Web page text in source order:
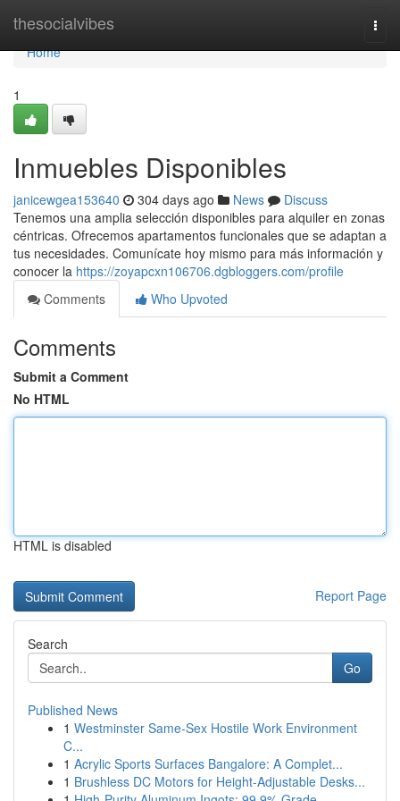
thesocialvibes
Home
Home
1
Inmuebles Disponibles
janicewgea153640 304 days ago News
Discuss
Tenemos una amplia selección disponibles para alquiler en zonas
céntricas. Ofrecemos apartamentos funcionales que se adaptan a
tus necesidades. Comunícate hoy mismo para más información y
conocer la https://zoyapcxn106706.dgbloggers.com/profile
Comments
Who Upvoted
Comments
Submit a Comment
No HTML
HTML is disabled
Report Page
Search
Go
Published News
1 Westminster Same-Sex Hostile Work Environment
C...
1 Acrylic Sports Surfaces Bangalore: A Complet...
1 Brushless DC Motors for Height-Adjustable Desks...